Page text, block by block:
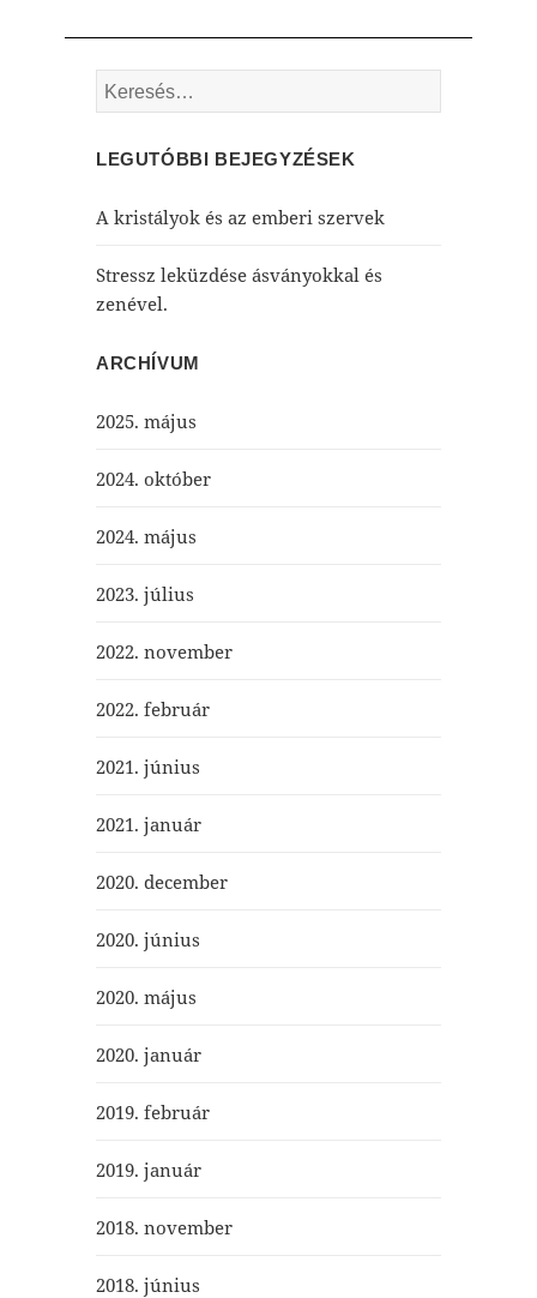
Keresés:
LEGUTÓBBI BEJEGYZÉSEK
A kristályok és az emberi szervek
Stressz leküzdése ásványokkal és
zenével.
ARCHÍVUM
2025. május
2024. október
2024. május
2023. július
2022. november
2022. február
2021. június
2021. január
2020. december
2020. június
2020. május
2020. január
2019. február
2019. január
2018. november
2018. június